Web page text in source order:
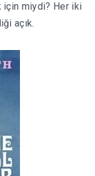
için miydi? Her iki
açık.